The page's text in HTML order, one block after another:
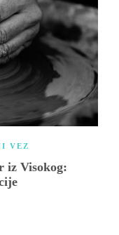
VEZ
iz Visokog: